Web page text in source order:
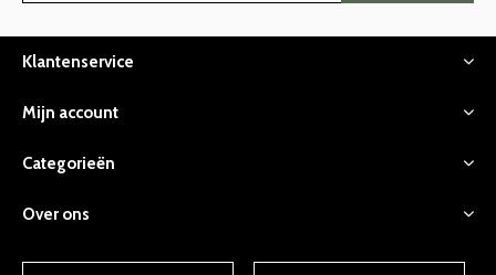
Klantenservice
Mijn account
Categorieën
Over ons